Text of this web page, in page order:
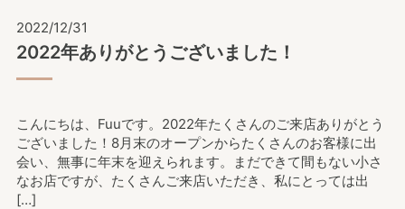
2022/12/31
2022年ありがとうございました！
こんにちは、Fuuです。2022年たくさんのご来店ありがとう
ございました！8月末のオープンからたくさんのお客様に出
会い、無事に年末を迎えられます。まだできて間もない小さ
なお店ですが、たくさんご来店いただき、私にとっては出
[…]